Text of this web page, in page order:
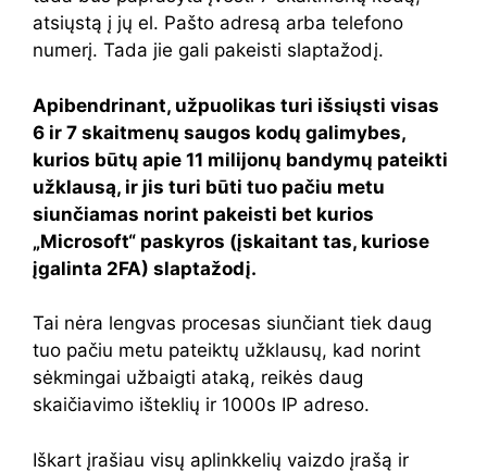
atsiųstą į jų el. Pašto adresą arba telefono
numerį. Tada jie gali pakeisti slaptažodį.
Apibendrinant, užpuolikas turi išsiųsti visas
6 ir 7 skaitmenų saugos kodų galimybes,
kurios būtų apie 11 milijonų bandymų pateikti
užklausą, ir jis turi būti tuo pačiu metu
siunčiamas norint pakeisti bet kurios
„Microsoft“ paskyros (įskaitant tas, kuriose
įgalinta 2FA) slaptažodį.
Tai nėra lengvas procesas siunčiant tiek daug
tuo pačiu metu pateiktų užklausų, kad norint
sėkmingai užbaigti ataką, reikės daug
skaičiavimo išteklių ir 1000s IP adreso.
Iškart įrašiau visų aplinkkelių vaizdo įrašą ir